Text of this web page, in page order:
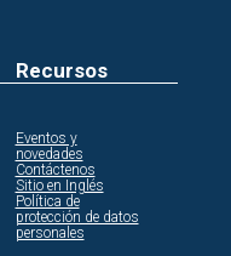
Recursos
Eventos y
novedades
Contáctenos
Sitio en Inglés
Política de
protección de datos
personales